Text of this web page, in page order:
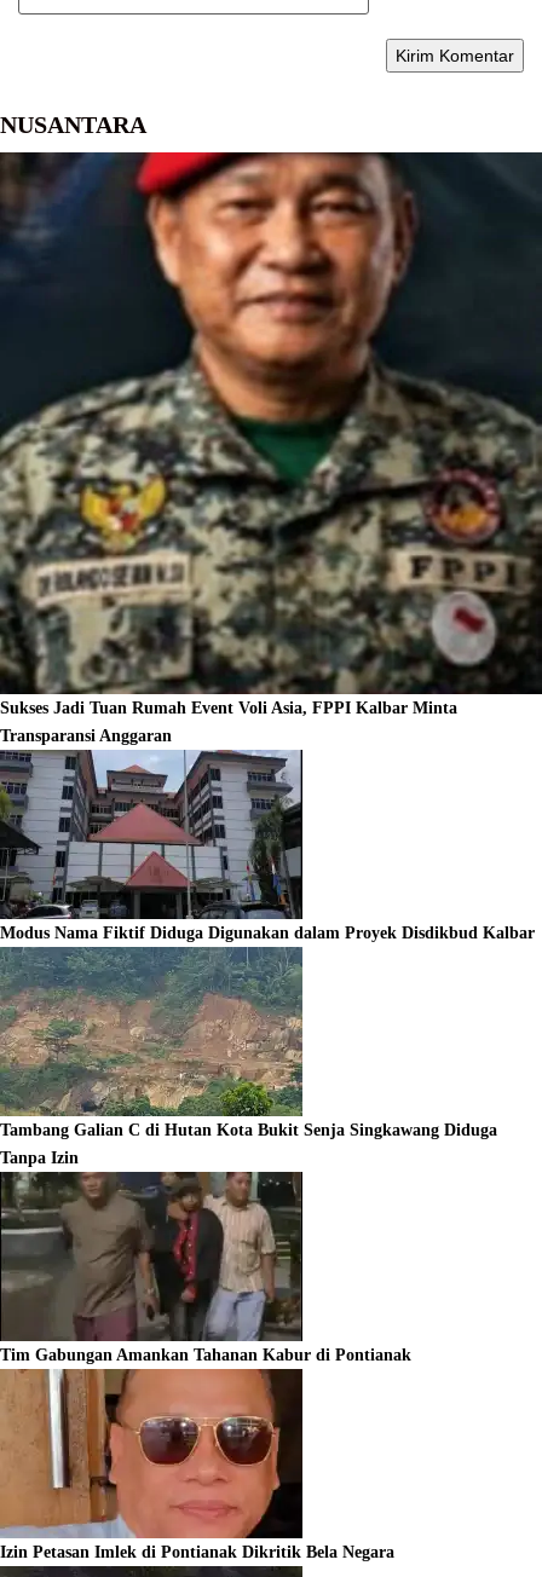
NUSANTARA
Sukses Jadi Tuan Rumah Event Voli Asia, FPPI Kalbar Minta
Transparansi Anggaran
Modus Nama Fiktif Diduga Digunakan dalam Proyek Disdikbud Kalbar
Tambang Galian C di Hutan Kota Bukit Senja Singkawang Diduga
Tanpa Izin
Tim Gabungan Amankan Tahanan Kabur di Pontianak
Izin Petasan Imlek di Pontianak Dikritik Bela Negara